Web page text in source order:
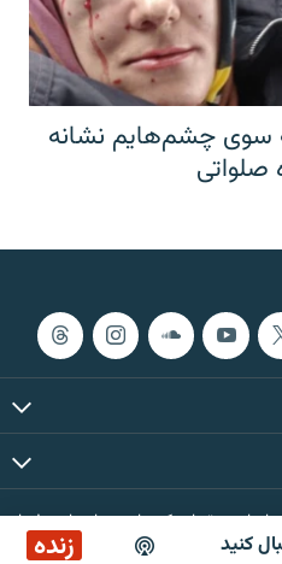
کنید زنده
سوی چشم‌هایم نشانه
صلواتی
اساس مقررات کپی‌رایت، برای رادیو فردا